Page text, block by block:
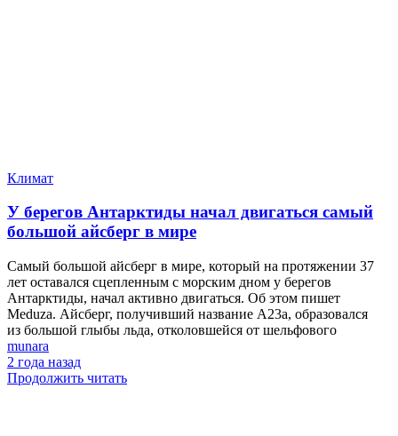
Климат
У берегов Антарктиды начал двигаться самый
большой айсберг в мире
Самый большой айсберг в мире, который на протяжении 37
лет оставался сцепленным с морским дном у берегов
Антарктиды, начал активно двигаться. Об этом пишет
Meduza. Айсберг, получивший название A23a, образовался
из большой глыбы льда, отколовшейся от шельфового
munara
2 года назад
Продолжить читать